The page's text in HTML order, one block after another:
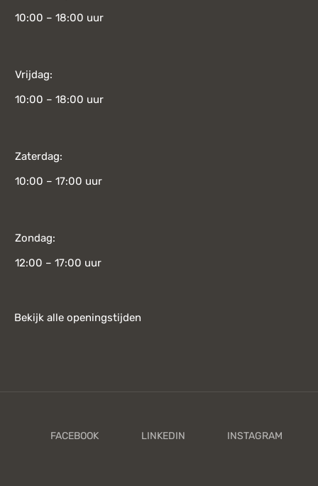
10:00 – 18:00 uur
Vrijdag:
10:00 – 18:00 uur
Zaterdag:
10:00 – 17:00 uur
Zondag:
12:00 – 17:00 uur
Bekijk alle openingstijden